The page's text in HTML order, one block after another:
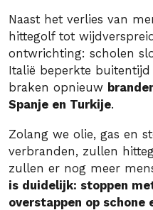
Naast het verlies van
hittegolf tot
ontwrichting: scholen
Italië beperkte
braken opnieuw
Spanje en Turkije.
Zolang we olie, gas en
verbranden, zullen
zullen er nog meer
is duidelijk: stoppen
overstappen op schone